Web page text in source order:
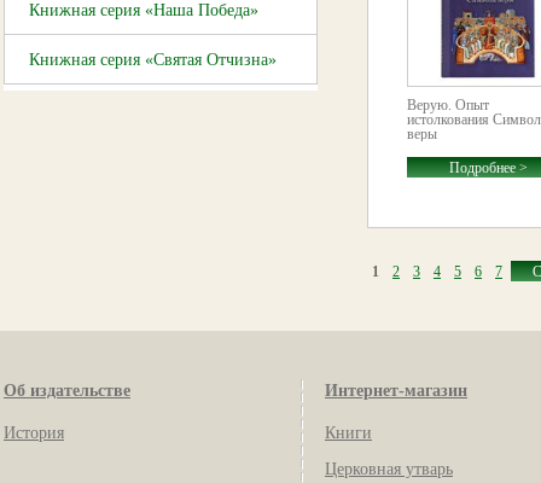
Книжная серия «Наша Победа»
Книжная серия «Святая Отчизна»
Верую. Опыт
истолкования
веры
Подробнее >
1 2 3 4 5 6 7
Об издательстве
История
Интернет-магазин
Книги
Церковная утварь